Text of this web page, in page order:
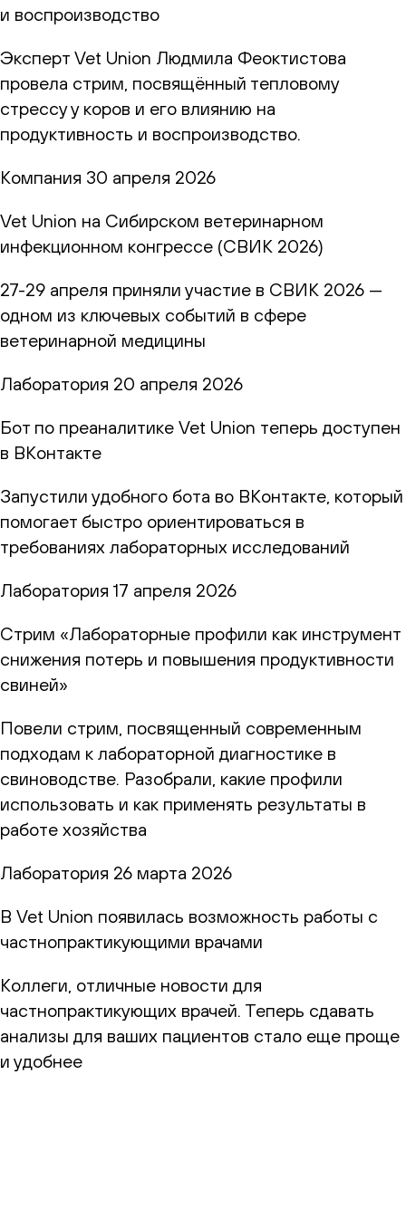
и воспроизводство
Эксперт Vet Union Людмила Феоктистова
провела стрим, посвящённый тепловому
стрессу у коров и его влиянию на
продуктивность и воспроизводство.
Компания 30 апреля 2026
Vet Union на Сибирском ветеринарном
инфекционном конгрессе (СВИК 2026)
27-29 апреля приняли участие в СВИК 2026 —
одном из ключевых событий в сфере
ветеринарной медицины
Лаборатория 20 апреля 2026
Бот по преаналитике Vet Union теперь доступен
в ВКонтакте
Запустили удобного бота во ВКонтакте, который
помогает быстро ориентироваться в
требованиях лабораторных исследований
Лаборатория 17 апреля 2026
Стрим «Лабораторные профили как инструмент
снижения потерь и повышения продуктивности
свиней»
Повели стрим, посвященный современным
подходам к лабораторной диагностике в
свиноводстве. Разобрали, какие профили
использовать и как применять результаты в
работе хозяйства
Лаборатория 26 марта 2026
В Vet Union появилась возможность работы с
частнопрактикующими врачами
Коллеги, отличные новости для
частнопрактикующих врачей. Теперь сдавать
анализы для ваших пациентов стало еще проще
и удобнее